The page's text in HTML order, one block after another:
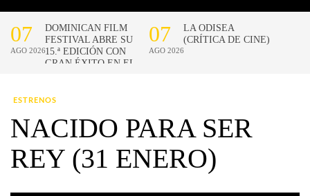
ESTRENOS
NACIDO PARA SER
REY (31 ENERO)